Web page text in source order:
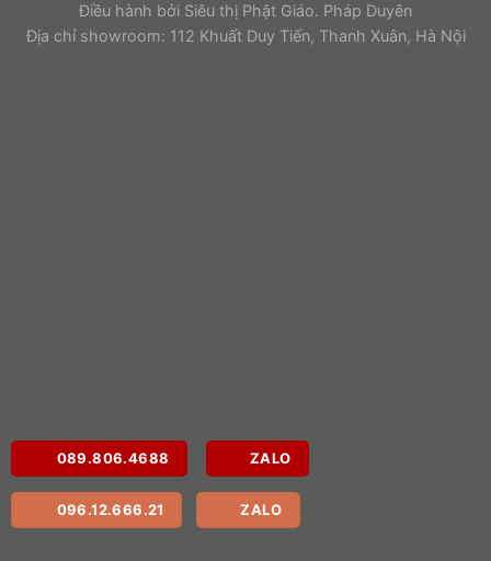
089.806.4688 ZALO
096.12.666.21 ZALO
Điều hành bởi Siêu thị Phật Giáo. Pháp Duyên
Địa chỉ showroom: 112 Khuất Duy Tiến, Thanh Xuân, Hà Nội